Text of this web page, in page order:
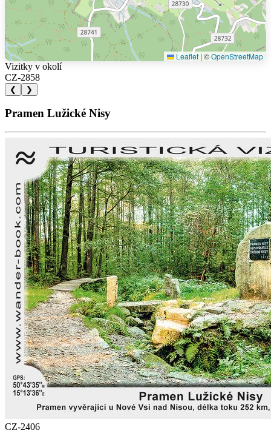
Leaflet | ©OpenStreetMap
Vizitky v okolí
CZ-2858
❮ ❯
Pramen Lužické Nisy
CZ-2406